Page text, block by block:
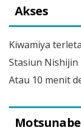
Akses
Kiwamiya
Stasiun Nishijin
Atau 10 menit
Motsunabe